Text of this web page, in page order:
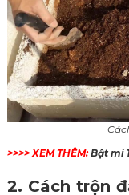
>>>> XEM THÊM:Bật mí
2. Cách trộn